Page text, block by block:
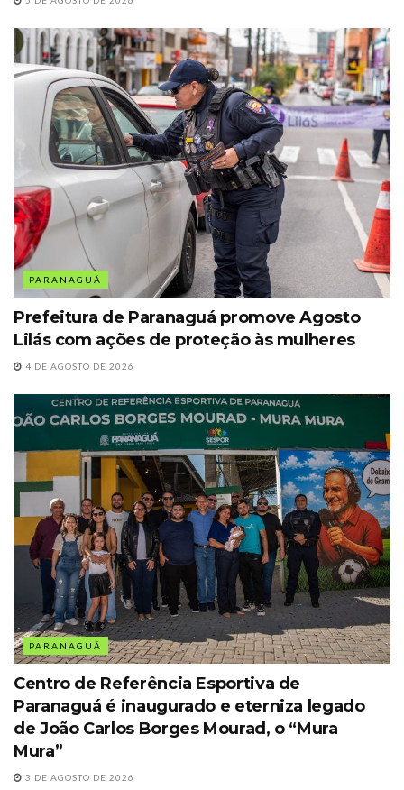
PARANAGUÁ
Prefeitura de Paranaguá promove Agosto
Lilás com ações de proteção às mulheres
4 DE AGOSTO DE 2026
PARANAGUÁ
Centro de Referência Esportiva de
Paranaguá é inaugurado e eterniza legado
de João Carlos Borges Mourad, o “Mura
Mura”
3 DE AGOSTO DE 2026